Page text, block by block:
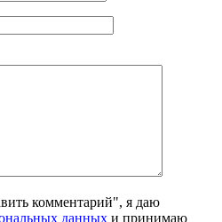
комментарий", я даю
данных и принимаю